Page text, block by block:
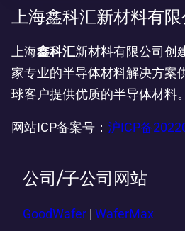
上海鑫科汇新材料有限
上海鑫科汇新材料有限公司创
家专业的半导体材料解决方案
球客户提供优质的半导体材料。
网站ICP备案号： 沪ICP备
公司/子公司网站
GoodWafer WaferMax